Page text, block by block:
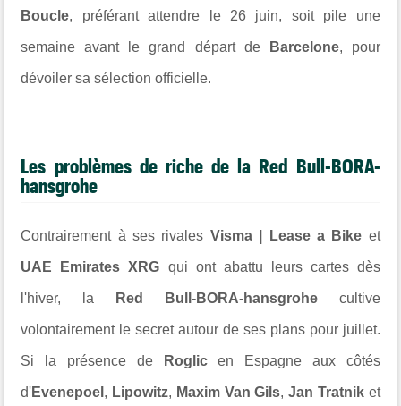
Boucle, préférant attendre le 26 juin, soit pile une
semaine avant le grand départ de Barcelone, pour
dévoiler sa sélection officielle.
Les problèmes de riche de la Red Bull-BORA-
hansgrohe
Contrairement à ses rivales Visma | Lease a Bike et
UAE Emirates XRG qui ont abattu leurs cartes dès
l'hiver, la Red Bull-BORA-hansgrohecultive
volontairement le secret autour de ses plans pour juillet.
Si la présence de Roglicen Espagne aux côtés
d'Evenepoel , Lipowitz, Maxim Van Gils,Jan Tratniket